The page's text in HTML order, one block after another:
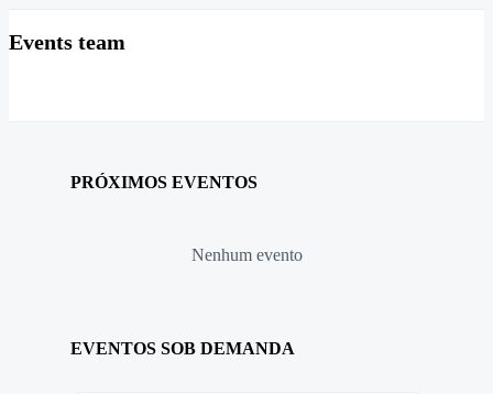
Events team
PRÓXIMOS EVENTOS
Nenhum evento
EVENTOS SOB DEMANDA